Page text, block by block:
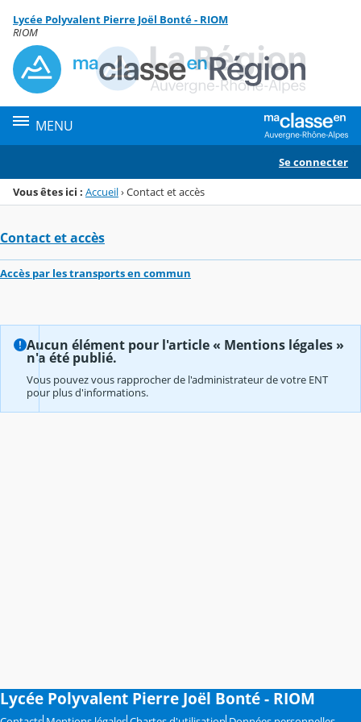
Menu de la rubrique
Contenu
Lycée Polyvalent Pierre Joël Bonté - RIOM
RIOM
MENU
Se connecter
Vous êtes ici : Accueil›Contact et accès
Contact et accès
Accès par les transports en commun
Aucun élément pour l'article « Mentions légales »
n'a été publié.
Vous pouvez vous rapprocher de l'administrateur de votre ENT
pour plus d'informations.
Lycée Polyvalent Pierre Joël Bonté - RIOM